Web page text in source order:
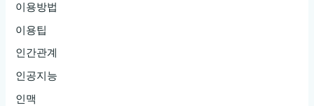
이용방법
이용팁
인간관계
인공지능
인맥